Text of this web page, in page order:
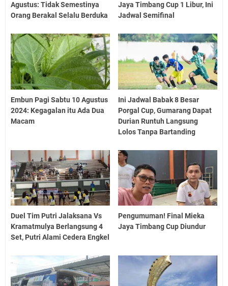
Agustus: Tidak Semestinya
Orang Berakal Selalu Berduka
Jaya Timbang Cup 1 Libur, Ini
Jadwal Semifinal
Embun Pagi Sabtu 10 Agustus
2024: Kegagalan itu Ada Dua
Macam
Ini Jadwal Babak 8 Besar
Porgal Cup, Gumarang Dapat
Durian Runtuh Langsung
Lolos Tanpa Bartanding
Duel Tim Putri Jalaksana Vs
Kramatmulya Berlangsung 4
Set, Putri Alami Cedera Engkel
Pengumuman! Final Mieka
Jaya Timbang Cup Diundur